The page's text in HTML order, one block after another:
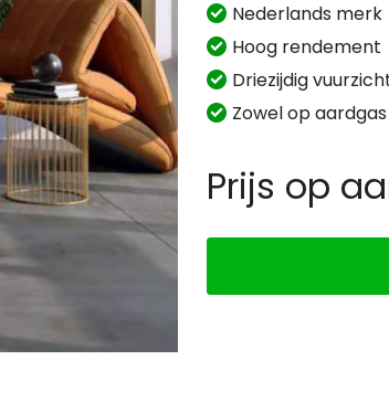
Nederlands merk
Hoog rendement
Driezijdig
Zowel op
Prijs op